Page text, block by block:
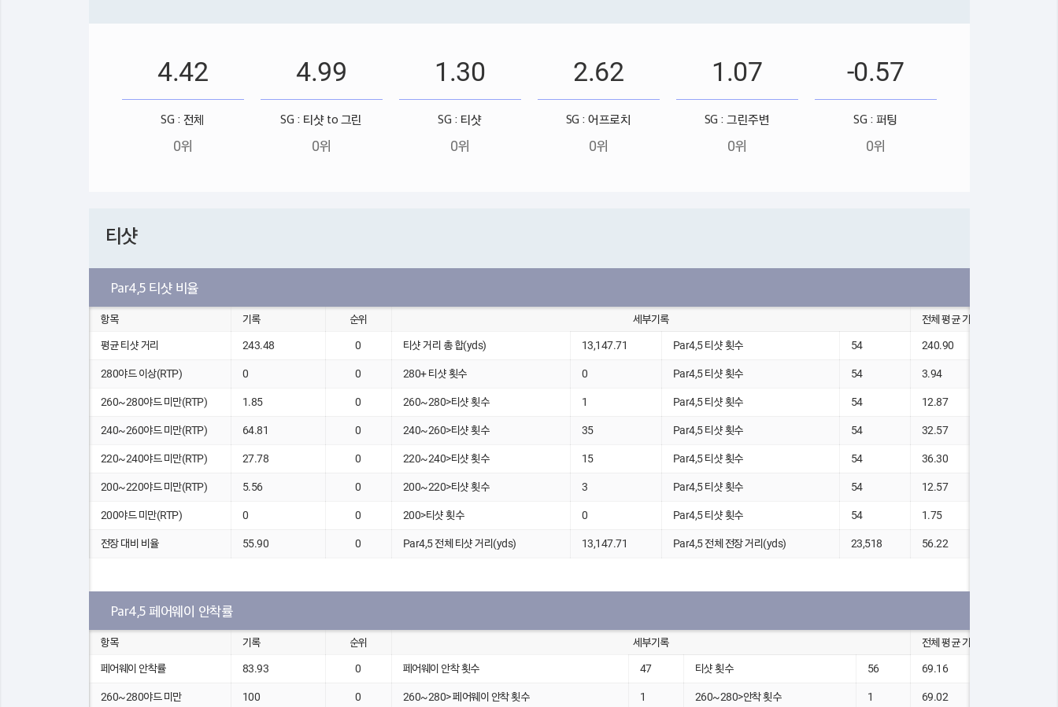
4.42
SG : 전체
0위
4.99
SG : 티샷 to 그린
0위
1.30
SG : 티샷
0위
2.62
SG : 어프로치
0위
1.07
SG : 그린주변
0위
-0.57
SG : 퍼팅
0위
티샷
Par4,5 티샷 비율
항목 기록 순위 세부기록 전체 평균 기록
평균 티샷 거리 243.48 0 티샷 거리 총 합(yds) 13,147.71 Par4,5 티샷 횟수 54 240.90
280야드 이상(RTP) 0 0 280+ 티샷 횟수 0 Par4,5 티샷 횟수 54 3.94
260~280야드 미만(RTP) 1.85 0 260~280>티샷 횟수 1 Par4,5 티샷 횟수 54 12.87
240~260야드 미만(RTP) 64.81 0 240~260>티샷 횟수 35 Par4,5 티샷 횟수 54 32.57
220~240야드 미만(RTP) 27.78 0 220~240>티샷 횟수 15 Par4,5 티샷 횟수 54 36.30
200~220야드 미만(RTP) 5.56 0 200~220>티샷 횟수 3 Par4,5 티샷 횟수 54 12.57
200야드 미만(RTP) 0 0 200>티샷 횟수 0 Par4,5 티샷 횟수 54 1.75
전장 대비 비율 55.90 0 Par4,5 전체 티샷 거리(yds) 13,147.71 Par4,5 전체 전장 거리(yds) 23,518 56.22
Par4,5 페어웨이 안착률
항목 기록 순위 세부기록 전체 평균 기록
페어웨이 안착률 83.93 0 페어웨이 안착 횟수 47 티샷 횟수 56 69.16
260~280야드 미만 100 0 260~280> 페어웨이 안착 횟수 1 260~280>안착 횟수 1 69.02